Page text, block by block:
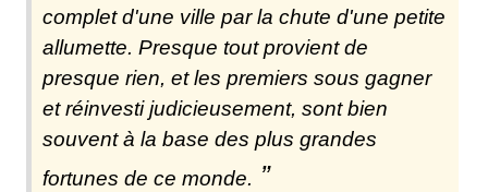
complet d'une ville par la chute d'une petite
allumette. Presque tout provient de
presque rien, et les premiers sous gagner
et réinvesti judicieusement, sont bien
souvent à la base des plus grandes
fortunes de ce monde.